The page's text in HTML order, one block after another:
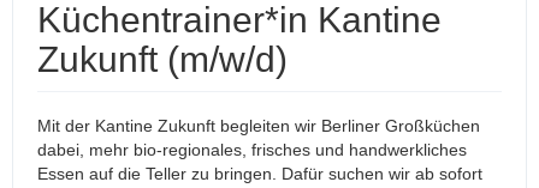
Küchentrainer*in Kantine
Zukunft (m/w/d)
Mit der Kantine Zukunft begleiten wir Berliner Großküchen
dabei, mehr bio-regionales, frisches und handwerkliches
Essen auf die Teller zu bringen. Dafür suchen wir ab sofort